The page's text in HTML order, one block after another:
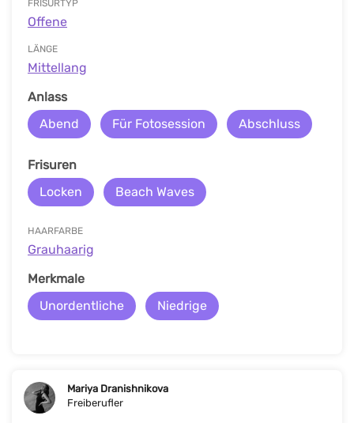
FRISURTYP
Offene
LÄNGE
Mittellang
Anlass
Abend
Für Fotosession Abschluss
Frisuren
Locken
Beach Waves
HAARFARBE
Grauhaarig
Merkmale
Unordentliche
Niedrige
Mariya Dranishnikova
Freiberufler